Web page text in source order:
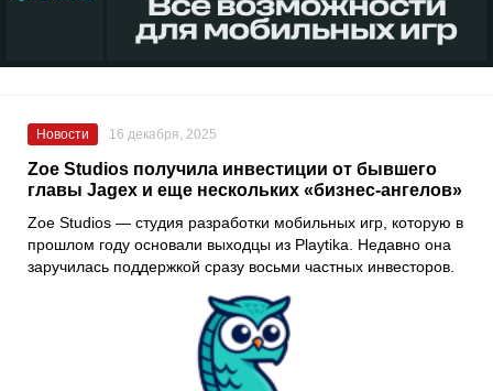
Новости 16 декабря, 2025
Zoe Studios получила инвестиции от бывшего
главы Jagex и еще нескольких «бизнес-ангелов»
Zoe Studios — студия разработки мобильных игр, которую в
прошлом году основали выходцы из Playtika. Недавно она
заручилась поддержкой сразу восьми частных инвесторов.